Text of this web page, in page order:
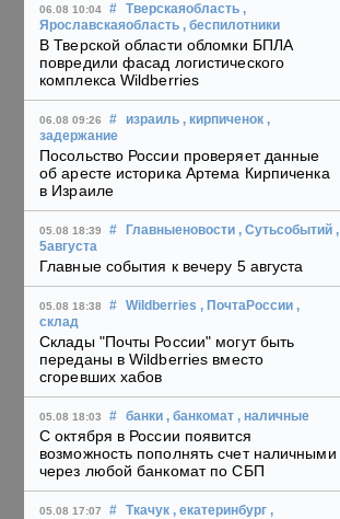
06.08 10:04 # Тверскаяобласть ,
Ярославскаяобласть , беспилотники
В Тверской области обломки БПЛА
повредили фасад логистического
комплекса Wildberries
06.08 09:26 # израиль , кирпиченок ,
задержание
Посольство России проверяет данные
об аресте историка Артема Кирпиченка
в Израиле
05.08 18:39 # Главныеновости , Сутьсобытий ,
5августа
Главные события к вечеру 5 августа
05.08 18:38 # Wildberries , ПочтаРоссии ,
склад
Склады "Почты России" могут быть
переданы в Wildberries вместо
сгоревших хабов
05.08 18:03 # банки , банкомат , наличные
С октября в России появится
возможность пополнять счет наличными
через любой банкомат по СБП
05.08 17:07 # Ткачук , екатеринбург ,